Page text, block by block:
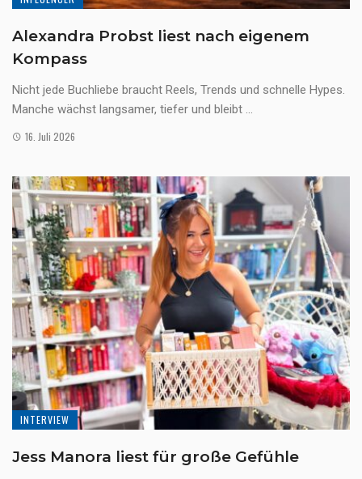
Alexandra Probst liest nach eigenem
Kompass
Nicht jede Buchliebe braucht Reels, Trends und schnelle Hypes.
Manche wächst langsamer, tiefer und bleibt ...
16. Juli 2026
INTERVIEW
Jess Manora liest für große Gefühle